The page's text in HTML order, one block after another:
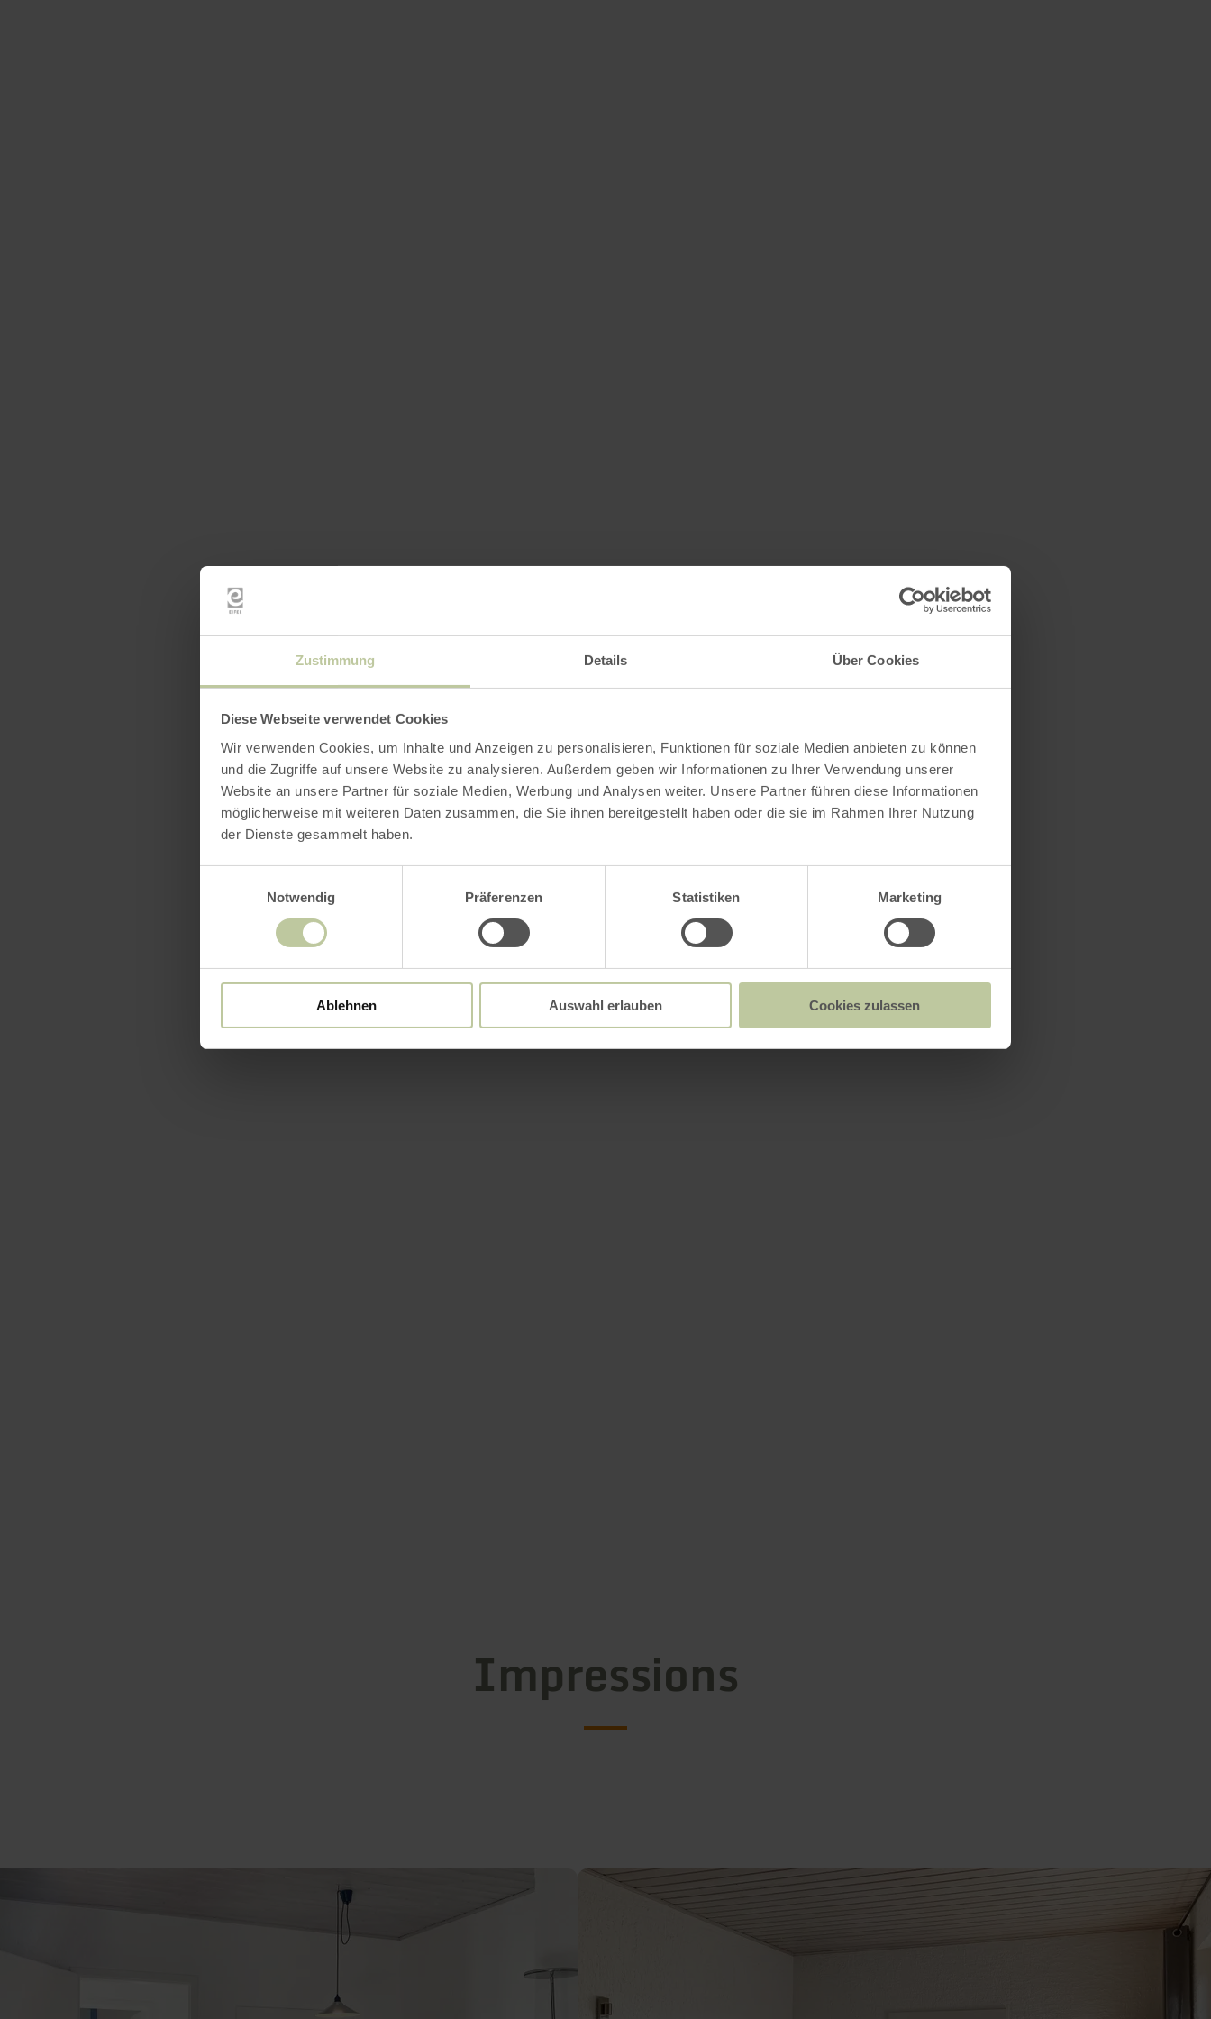
Zustimmung Details Über Cookies
Diese Webseite verwendet Cookies
Wir verwenden Cookies, um Inhalte und Anzeigen zu personalisieren, Funktionen für soziale Medien anbieten zu können
und die Zugriffe auf unsere Website zu analysieren. Außerdem geben wir Informationen zu Ihrer Verwendung unserer
Website an unsere Partner für soziale Medien, Werbung und Analysen weiter. Unsere Partner führen diese Informationen
möglicherweise mit weiteren Daten zusammen, die Sie ihnen bereitgestellt haben oder die sie im Rahmen Ihrer Nutzung
der Dienste gesammelt haben.
Notwendig
Präferenzen Statistiken Marketing
Ablehnen Auswahl erlauben Cookies zulassen
Impressions